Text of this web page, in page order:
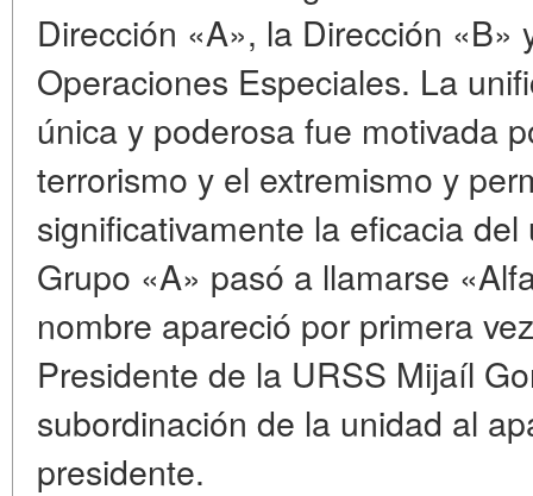
Dirección «A», la Dirección
Operaciones Especiales. La
única y poderosa fue motivada
terrorismo y el extremismo y
significativamente la eficacia
Grupo «A» pasó a llamarse
nombre apareció por primera
Presidente de la URSS Mijaíl
subordinación de la unidad al
presidente.